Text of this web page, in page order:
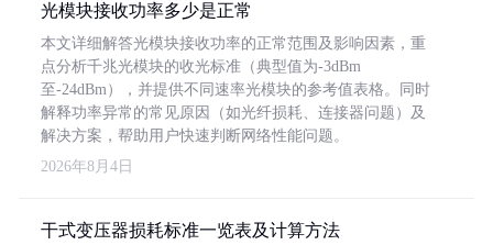
光模块接收功率多少是正常
本文详细解答光模块接收功率的正常范围及影响因素，重
点分析千兆光模块的收光标准（典型值为-3dBm
至-24dBm），并提供不同速率光模块的参考值表格。同时
解释功率异常的常见原因（如光纤损耗、连接器问题）及
解决方案，帮助用户快速判断网络性能问题。
2026年8月4日
干式变压器损耗标准一览表及计算方法